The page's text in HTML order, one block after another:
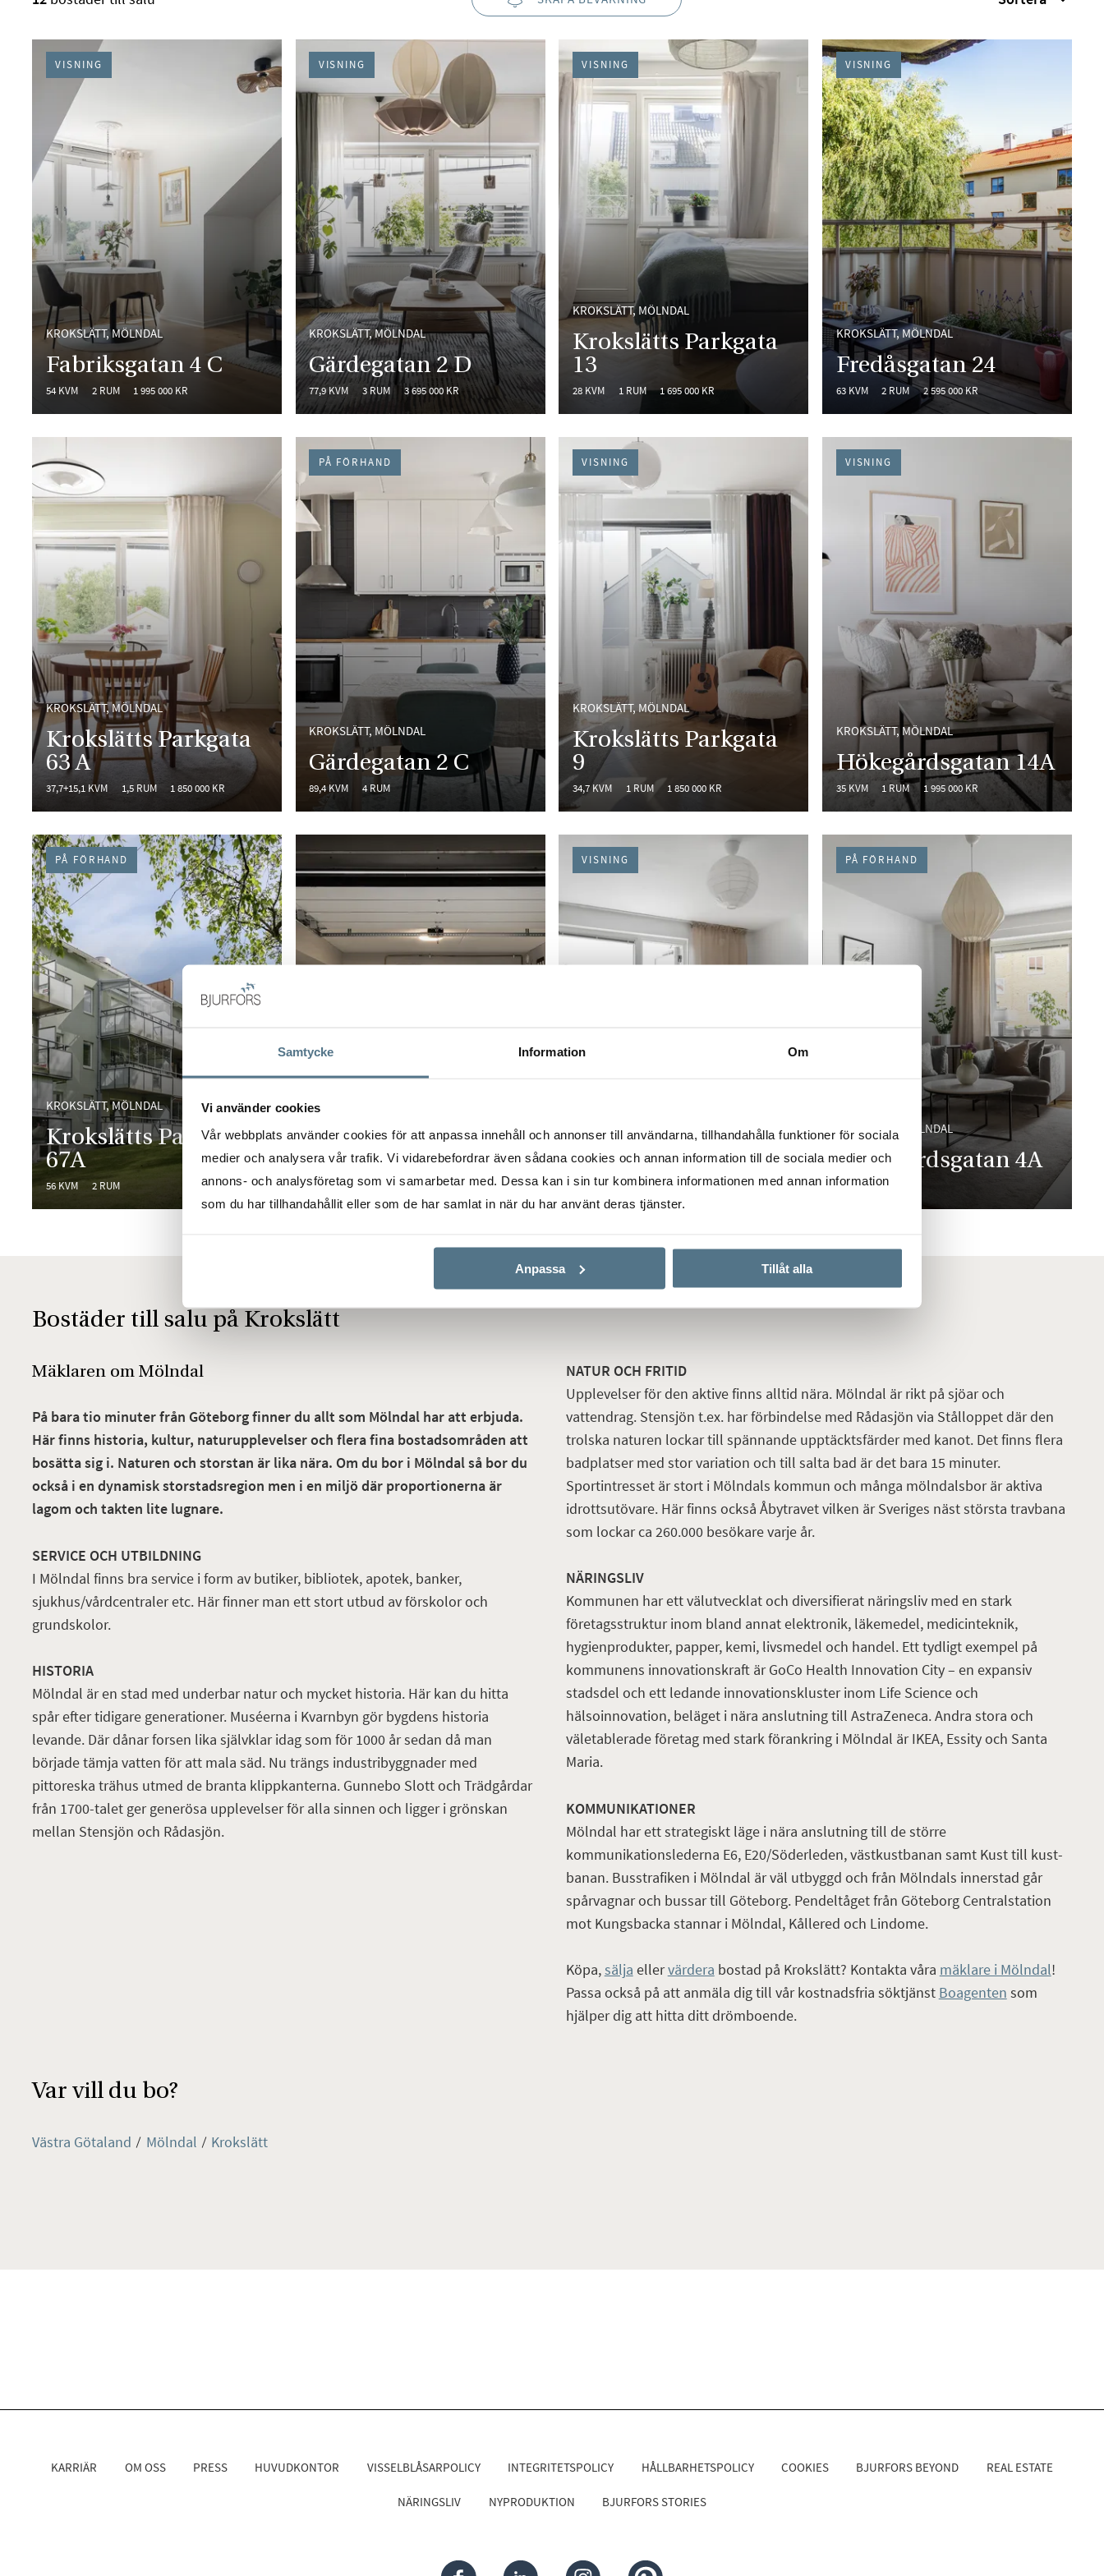
Samtycke Information Om
Vi använder cookies
Vår webbplats använder cookies för att anpassa innehåll och annonser till användarna, tillhandahålla funktioner för sociala
medier och analysera vår trafik. Vi vidarebefordrar även sådana cookies och annan information till de sociala medier och
annons- och analysföretag som vi samarbetar med. Dessa kan i sin tur kombinera informationen med annan information
som du har tillhandahållit eller som de har samlat in när du har använt deras tjänster.
Anpassa Tillåt alla
KROKSLÄTT, MÖLNDAL
Fabriksgatan 4 C
54 KVM 2 RUM 1 995 000 KR
VISNING
KROKSLÄTT, MÖLNDAL
Gärdegatan 2 D
77,9 KVM 3 RUM 3 695 000 KR
VISNING
KROKSLÄTT, MÖLNDAL
Krokslätts Parkgata
13
28 KVM 1 RUM 1 695 000 KR
VISNING
KROKSLÄTT, MÖLNDAL
Fredåsgatan 24
63 KVM 2 RUM 2 595 000 KR
VISNING
KROKSLÄTT, MÖLNDAL
Krokslätts Parkgata
63 A
37,7+15,1 KVM 1,5 RUM 1 850 000 KR
KROKSLÄTT, MÖLNDAL
Gärdegatan 2 C
89,4 KVM 4 RUM
PÅ FÖRHAND
KROKSLÄTT, MÖLNDAL
Krokslätts Parkgata
9
34,7 KVM 1 RUM 1 850 000 KR
VISNING
KROKSLÄTT, MÖLNDAL
Hökegårdsgatan 14A
35 KVM 1 RUM 1 995 000 KR
VISNING
KROKSLÄTT, MÖLNDAL
Krokslätts Parkgata
67A
56 KVM 2 RUM
PÅ FÖRHAND
KROKSLÄTT, MÖLNDAL
Landshövdingegata
n 33
+22,2 KVM 1 RUM 899 000 KR
Krokslätts Parkgata
13
52 KVM 2 RUM 2 595 000 KR
VISNING
KROKSLÄTT, MÖLNDAL
Hökegårdsgatan 4A
53,5 KVM
PÅ FÖRHAND
Bostäder till salu på Krokslätt
Mäklaren om Mölndal
På bara tio minuter från Göteborg finner du allt som Mölndal har att erbjuda.
Här finns historia, kultur, naturupplevelser och flera fina bostadsområden att
bosätta sig i. Naturen och storstan är lika nära. Om du bor i Mölndal så bor du
också i en dynamisk storstadsregion men i en miljö där proportionerna är
lagom och takten lite lugnare.
SERVICE OCH UTBILDNING
I Mölndal finns bra service i form av butiker, bibliotek, apotek, banker,
sjukhus/vårdcentraler etc. Här finner man ett stort utbud av förskolor och
grundskolor.
HISTORIA
Mölndal är en stad med underbar natur och mycket historia. Här kan du hitta
spår efter tidigare generationer. Muséerna i Kvarnbyn gör bygdens historia
levande. Där dånar forsen lika självklar idag som för 1000 år sedan då man
började tämja vatten för att mala säd. Nu trängs industribyggnader med
pittoreska trähus utmed de branta klippkanterna. Gunnebo Slott och Trädgårdar
från 1700-talet ger generösa upplevelser för alla sinnen och ligger i grönskan
mellan Stensjön och Rådasjön.
NATUR OCH FRITID
Upplevelser för den aktive finns alltid nära. Mölndal är rikt på sjöar och
vattendrag. Stensjön t.ex. har förbindelse med Rådasjön via Stålloppet där den
trolska naturen lockar till spännande upptäcktsfärder med kanot. Det finns flera
badplatser med stor variation och till salta bad är det bara 15 minuter.
Sportintresset är stort i Mölndals kommun och många mölndalsbor är aktiva
idrottsutövare. Här finns också Åbytravet vilken är Sveriges näst största travbana
som lockar ca 260.000 besökare varje år.
NÄRINGSLIV
Kommunen har ett välutvecklat och diversifierat näringsliv med en stark
företagsstruktur inom bland annat elektronik, läkemedel, medicinteknik,
hygienprodukter, papper, kemi, livsmedel och handel. Ett tydligt exempel på
kommunens innovationskraft är GoCo Health Innovation City – en expansiv
stadsdel och ett ledande innovationskluster inom Life Science och
hälsoinnovation, beläget i nära anslutning till AstraZeneca. Andra stora och
väletablerade företag med stark förankring i Mölndal är IKEA, Essity och Santa
Maria.
KOMMUNIKATIONER
Mölndal har ett strategiskt läge i nära anslutning till de större
kommunikationslederna E6, E20/Söderleden, västkustbanan samt Kust till kust-
banan. Busstrafiken i Mölndal är väl utbyggd och från Mölndals innerstad går
spårvagnar och bussar till Göteborg. Pendeltåget från Göteborg Centralstation
mot Kungsbacka stannar i Mölndal, Kållered och Lindome.
Köpa,sälja ellervärdera bostad på Krokslätt? Kontakta våra mäklare i Mölndal!
Passa också på att anmäla dig till vår kostnadsfria söktjänst Boagenten som
hjälper dig att hitta ditt drömboende.
Var vill du bo?
Västra Götaland Mölndal Krokslätt
KARRIÄR OM OSS PRESS HUVUDKONTOR VISSELBLÅSARPOLICY INTEGRITETSPOLICY HÅLLBARHETSPOLICY COOKIES BJURFORS BEYOND REAL ESTATE
NÄRINGSLIV NYPRODUKTION BJURFORS STORIES